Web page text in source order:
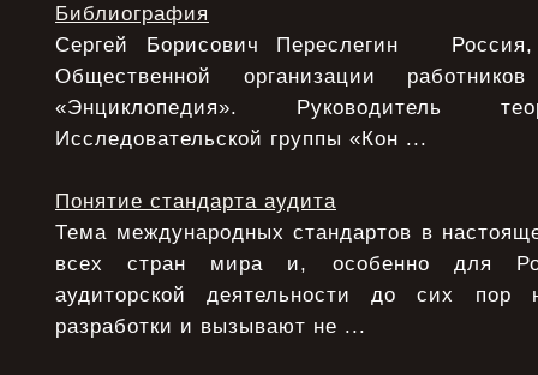
Библиография
Сергей Борисович Переслегин Россия,
Общественной организации
«Энциклопедия». Руководитель
Исследовательской группы «Кон ...
Понятие стандарта аудита
Тема международных стандартов в
всех стран мира и, особенно для
аудиторской деятельности до сих пор
разработки и вызывают не ...